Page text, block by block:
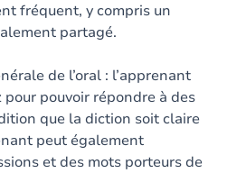
fréquent, y compris un
partagé.
de l’oral : l’apprenant
pouvoir répondre à des
que la diction soit claire
peut également
et des mots porteurs de